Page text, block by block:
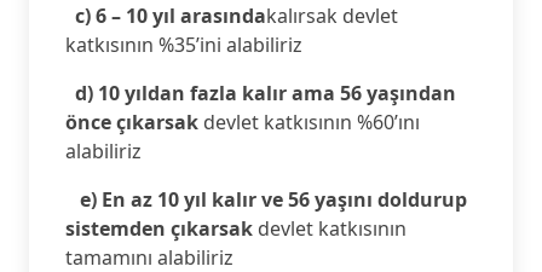
c) 6 – 10 yıl arasındakalırsak devlet
katkısının %35’ini alabiliriz
d) 10 yıldan fazla kalır ama 56 yaşından
önce çıkarsak devlet katkısının %60’ını
alabiliriz
e) En az 10 yıl kalır ve 56 yaşını doldurup
sistemden çıkarsak devlet katkısının
tamamını alabiliriz